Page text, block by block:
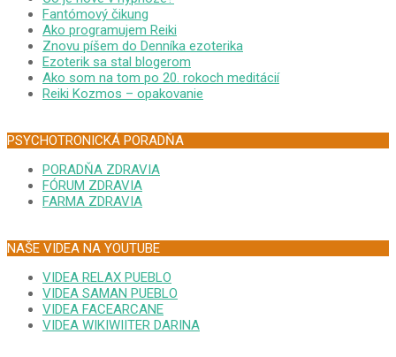
Fantómový čikung
Ako programujem Reiki
Znovu píšem do Denníka ezoterika
Ezoterik sa stal blogerom
Ako som na tom po 20. rokoch meditácií
Reiki Kozmos – opakovanie
PSYCHOTRONICKÁ PORADŇA
PORADŇA ZDRAVIA
FÓRUM ZDRAVIA
FARMA ZDRAVIA
NAŠE VIDEA NA YOUTUBE
VIDEA RELAX PUEBLO
VIDEA SAMAN PUEBLO
VIDEA FACEARCANE
VIDEA WIKIWIITER DARINA